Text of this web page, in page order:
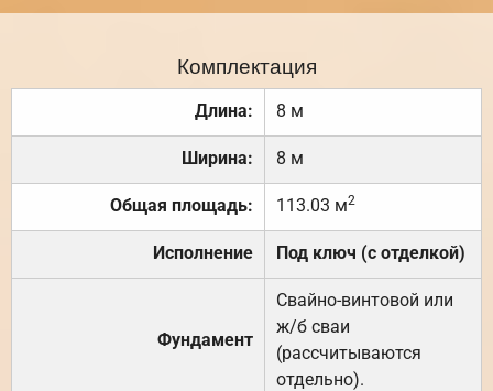
Комплектация
Длина: 8 м
Ширина: 8 м
Общая площадь: 113.03 м2
Исполнение Под ключ (с отделкой)
Фундамент
Свайно-винтовой или
ж/б сваи
(рассчитываются
отдельно).